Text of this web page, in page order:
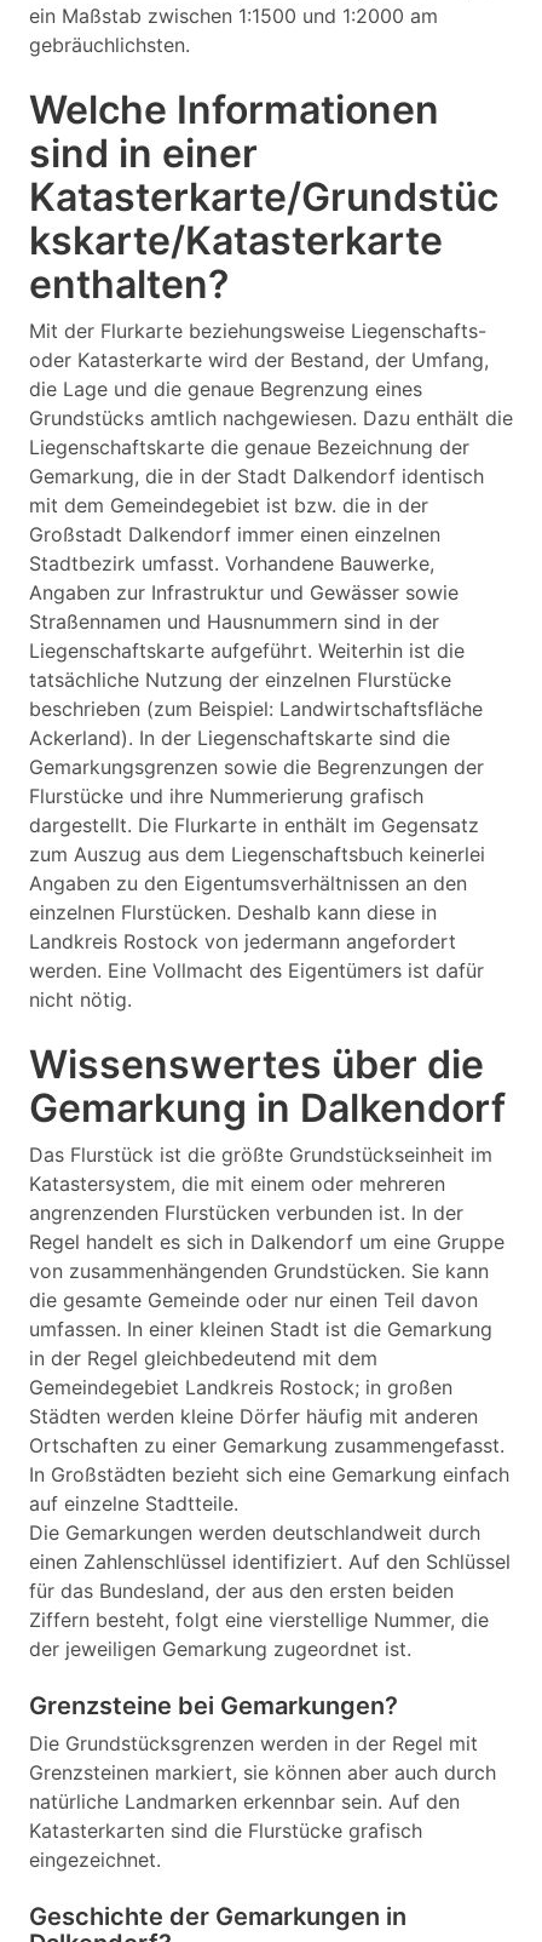
ein Maßstab zwischen 1:1500 und 1:2000 am
gebräuchlichsten.
Welche Informationen
sind in einer
Katasterkarte/Grundstüc
kskarte/Katasterkarte
enthalten?
Mit der Flurkarte beziehungsweise Liegenschafts-
oder Katasterkarte wird der Bestand, der Umfang,
die Lage und die genaue Begrenzung eines
Grundstücks amtlich nachgewiesen. Dazu enthält die
Liegenschaftskarte die genaue Bezeichnung der
Gemarkung, die in der Stadt Dalkendorf identisch
mit dem Gemeindegebiet ist bzw. die in der
Großstadt Dalkendorf immer einen einzelnen
Stadtbezirk umfasst. Vorhandene Bauwerke,
Angaben zur Infrastruktur und Gewässer sowie
Straßennamen und Hausnummern sind in der
Liegenschaftskarte aufgeführt. Weiterhin ist die
tatsächliche Nutzung der einzelnen Flurstücke
beschrieben (zum Beispiel: Landwirtschaftsfläche
Ackerland). In der Liegenschaftskarte sind die
Gemarkungsgrenzen sowie die Begrenzungen der
Flurstücke und ihre Nummerierung grafisch
dargestellt. Die Flurkarte in enthält im Gegensatz
zum Auszug aus dem Liegenschaftsbuch keinerlei
Angaben zu den Eigentumsverhältnissen an den
einzelnen Flurstücken. Deshalb kann diese in
Landkreis Rostock von jedermann angefordert
werden. Eine Vollmacht des Eigentümers ist dafür
nicht nötig.
Wissenswertes über die
Gemarkung in Dalkendorf
Das Flurstück ist die größte Grundstückseinheit im
Katastersystem, die mit einem oder mehreren
angrenzenden Flurstücken verbunden ist. In der
Regel handelt es sich in Dalkendorf um eine Gruppe
von zusammenhängenden Grundstücken. Sie kann
die gesamte Gemeinde oder nur einen Teil davon
umfassen. In einer kleinen Stadt ist die Gemarkung
in der Regel gleichbedeutend mit dem
Gemeindegebiet Landkreis Rostock; in großen
Städten werden kleine Dörfer häufig mit anderen
Ortschaften zu einer Gemarkung zusammengefasst.
In Großstädten bezieht sich eine Gemarkung einfach
auf einzelne Stadtteile.
Die Gemarkungen werden deutschlandweit durch
einen Zahlenschlüssel identifiziert. Auf den Schlüssel
für das Bundesland, der aus den ersten beiden
Ziffern besteht, folgt eine vierstellige Nummer, die
der jeweiligen Gemarkung zugeordnet ist.
Grenzsteine bei Gemarkungen?
Die Grundstücksgrenzen werden in der Regel mit
Grenzsteinen markiert, sie können aber auch durch
natürliche Landmarken erkennbar sein. Auf den
Katasterkarten sind die Flurstücke grafisch
eingezeichnet.
Geschichte der Gemarkungen in